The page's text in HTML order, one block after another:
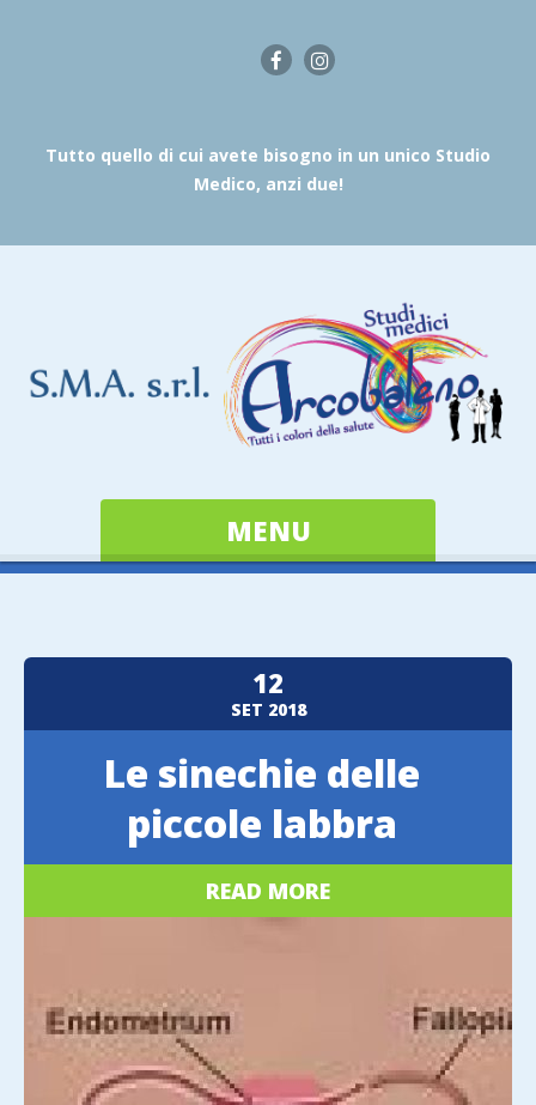
Tutto quello di cui avete bisogno in un unico Studio
Medico, anzi due!
MENU
12
SET 2018
Le sinechie delle
piccole labbra
READ MORE